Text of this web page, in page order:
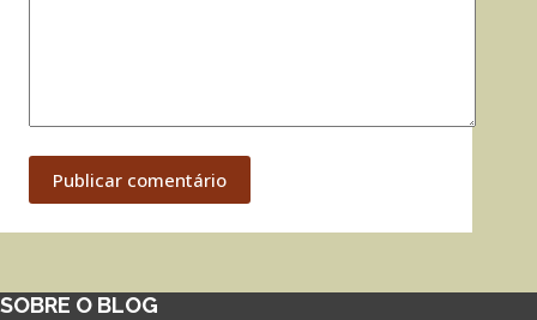
Publicar comentário
SOBRE O BLOG